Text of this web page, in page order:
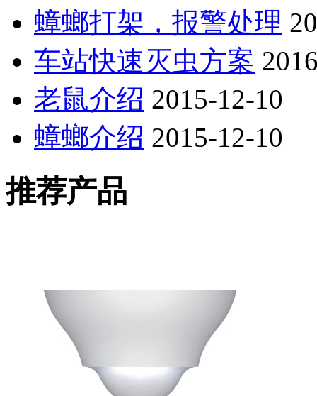
蟑螂打架，报警处理
车站快速灭虫方案
老鼠介绍 2015-12-10
蟑螂介绍 2015-12-10
推荐产品